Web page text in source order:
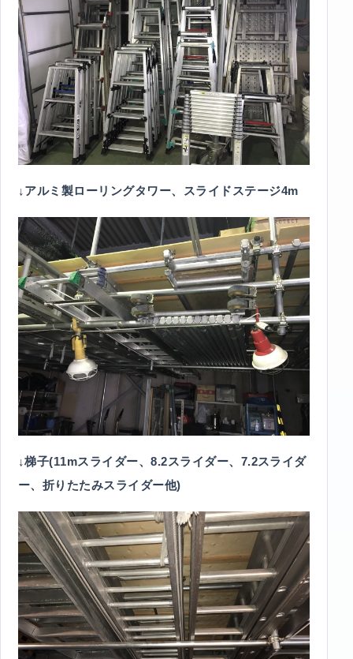
↓アルミ製ローリングタワー、スライドステージ4m
↓梯子(11mスライダー、8.2スライダー、7.2スライダ
ー、折りたたみスライダー他)